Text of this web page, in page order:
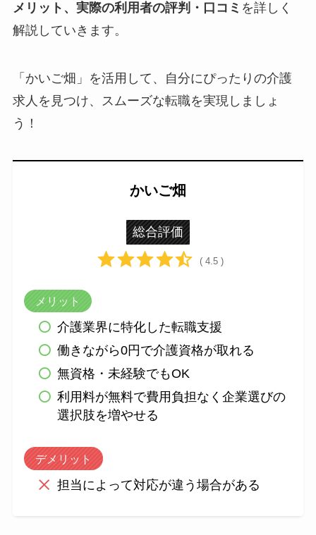
メリット、実際の利用者の評判・口コミ を詳しく
解説していきます。
「かいご畑」を活用して、自分にぴったりの介護
求人を見つけ、スムーズな転職を実現しましょ
う！
かいご畑
総合評価
( 4.5 )
メリット
介護業界に特化した転職支援
働きながら0円で介護資格が取れる
無資格・未経験でもOK
利用料が無料で費用負担なく企業選びの
選択肢を増やせる
デメリット
担当によって対応が違う場合がある